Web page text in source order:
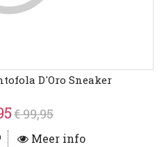
D'Oro Sneaker
€ 99,95
Meer info